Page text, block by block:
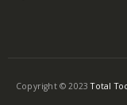
Copyright © 2023Total